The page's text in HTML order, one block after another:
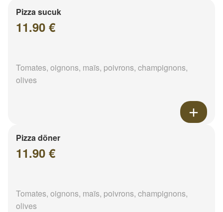
Pizza sucuk
11.90 €
Tomates, oignons, maïs, poivrons, champignons,
olives
Pizza döner
11.90 €
Tomates, oignons, maïs, poivrons, champignons,
olives